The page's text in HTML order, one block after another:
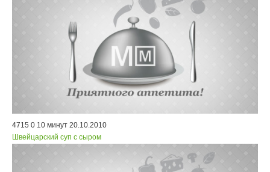
4715 0 10 минут 20.10.2010
Швейцарский суп с сыром